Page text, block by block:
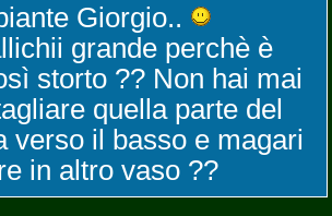
Giorgio..
grande perchè è
storto ?? Non hai mai
quella parte del
verso il basso e magari
in altro vaso ??